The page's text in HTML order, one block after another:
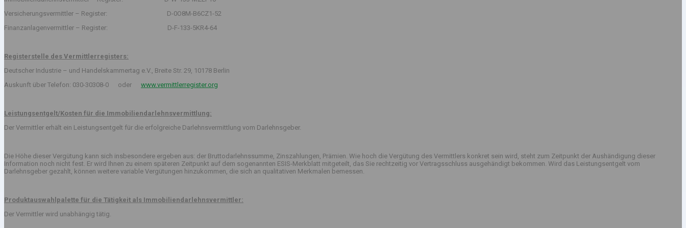
Versicherungsvermittler – Register: D-0O8M-B6CZ1-52
Finanzanlagenvermittler – Register: D-F-133-5KR4-64
Registerstelle des Vermittlerregisters:
Deutscher Industrie – und Handelskammertag e.V., Breite Str. 29, 10178 Berlin
Auskunft über Telefon: 030-30308-0 oder www.vermittlerregister.org
Leistungsentgelt/Kosten für die Immobiliendarlehnsvermittlung:
Der Vermittler erhält ein Leistungsentgelt für die erfolgreiche Darlehnsvermittlung vom Darlehnsgeber.
Die Höhe dieser Vergütung kann sich insbesondere ergeben aus: der Bruttodarlehnssumme, Zinszahlungen, Prämien. Wie hoch die Vergütung des Vermittlers konkret sein wird, steht zum Zeitpunkt der Aushändigung dieser
Information noch nicht fest. Er wird Ihnen zu einem späteren Zeitpunkt auf dem sogenannten ESIS-Merkblatt mitgeteilt, das Sie rechtzeitig vor Vertragsschluss ausgehändigt bekommen. Wird das Leistungsentgelt vom
Darlehnsgeber gezahlt, können weitere variable Vergütungen hinzukommen, die sich an qualitativen Merkmalen bemessen.
Produktauswahlpalette für die Tätigkeit als Immobiliendarlehnsvermittler:
Der Vermittler wird unabhängig tätig.